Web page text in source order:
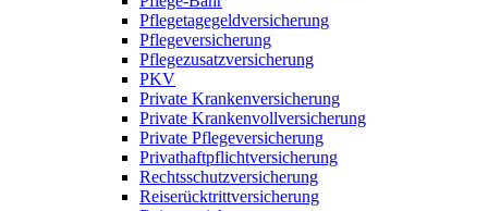
Pflegetagegeldversicherung
Pflegeversicherung
Pflegezusatzversicherung
PKV
Private Krankenversicherung
Private Krankenvollversicherung
Private Pflegeversicherung
Privathaftpflichtversicherung
Rechtsschutzversicherung
Reiserücktrittversicherung